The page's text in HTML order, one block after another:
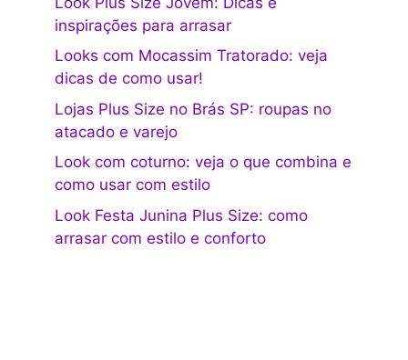
inspirações para arrasar
Looks com Mocassim Tratorado: veja
dicas de como usar!
Lojas Plus Size no Brás SP: roupas no
atacado e varejo
Look com coturno: veja o que combina e
como usar com estilo
Look Festa Junina Plus Size: como
arrasar com estilo e conforto